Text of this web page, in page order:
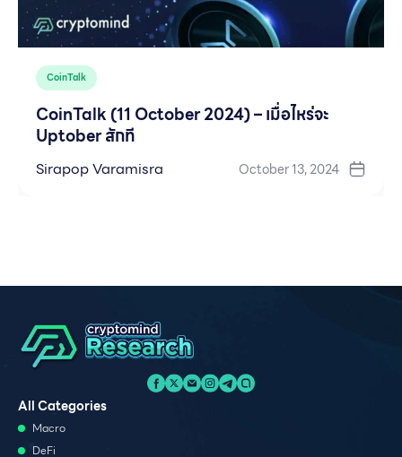
CoinTalk
CoinTalk (11 October 2024) – เมื่อไหร่จะ
Uptober สักที
Sirapop Varamisra October 13, 2024
All Categories
Macro
DeFi